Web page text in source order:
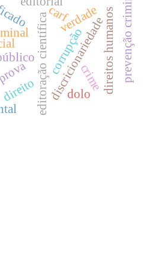
editoração científicadiscricionariedade
crime prevenção criminal
corrupção
carf direitos humanos
verdade
direito dolo